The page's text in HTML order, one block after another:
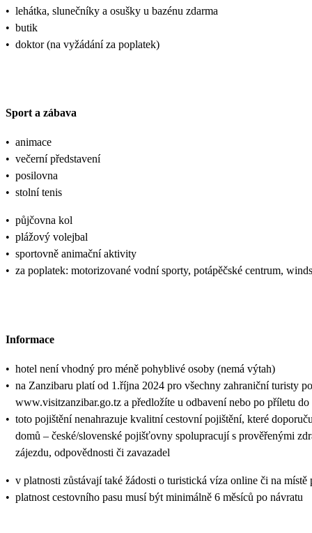
• lehátka, slunečníky a osušky u bazénu zdarma
• butik
• doktor (na vyžádání za poplatek)
Sport a zábava
• animace
• večerní představení
• posilovna
• stolní tenis
• půjčovna kol
• plážový volejbal
• sportovně animační aktivity
• za poplatek: motorizované vodní sporty, potápěčské centrum,
Informace
• hotel není vhodný pro méně pohyblivé osoby (nemá výtah)
• na Zanzibaru platí od 1.října 2024 pro všechny zahraniční turisty
www.visitzanzibar.go.tz a předložíte u odbavení nebo po příletu do
• toto pojištění nenahrazuje kvalitní cestovní pojištění, které
domů – české/slovenské pojišťovny spolupracují s prověřenými
zájezdu, odpovědnosti či zavazadel
• v platnosti zůstávají také žádosti o turistická víza online či na
• platnost cestovního pasu musí být minimálně 6 měsíců po návratu